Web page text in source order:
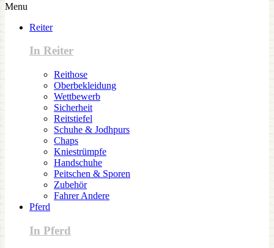
Menu
Reiter
In Reiter
Reithose
Oberbekleidung
Wettbewerb
Sicherheit
Reitstiefel
Schuhe & Jodhpurs
Chaps
Kniestrümpfe
Handschuhe
Peitschen & Sporen
Zubehör
Fahrer Andere
Pferd
In Pferd